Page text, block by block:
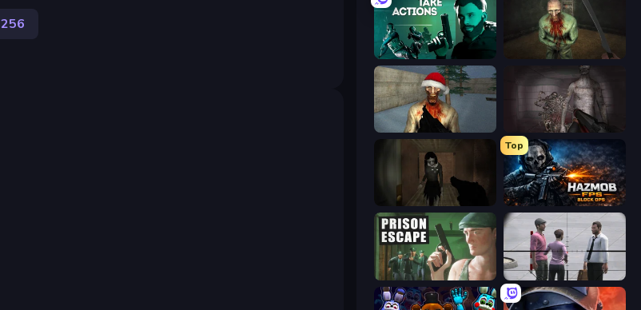
256
Take Actions Shoot Your Nightmare: The Beginning
Top
Hazmob FPS: Online Shooter
Prison Escape